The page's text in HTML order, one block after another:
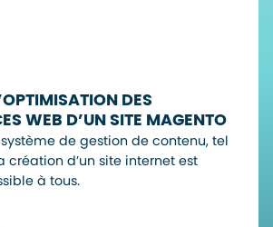
DES
WEB D’UN SITE MAGENTO
système de gestion de contenu, tel
création d’un site internet est
à tous.